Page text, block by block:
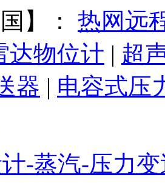
】： 热网远
达物位计 | 超
器 | 电容式压